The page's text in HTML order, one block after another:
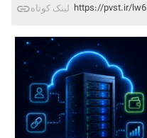
لینک کوتاه https://pvst.ir/lw6